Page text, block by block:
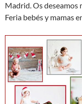
Madrid. Os deseamos
Feria bebés y mamas